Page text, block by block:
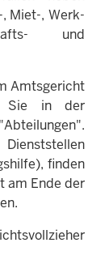
Miet-, Werk-
und
Amtsgericht
Sie in der
finden
am Ende der